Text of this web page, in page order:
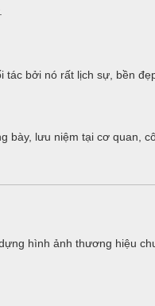
tác bởi nó rất lịch sự, bền
bày, lưu niệm tại cơ quan,
hình ảnh thương hiệu